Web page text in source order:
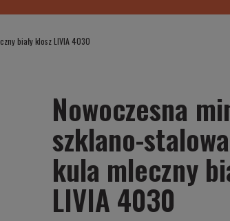
biały klosz LIVIA 4030
Nowoczesna
szklano-
kula mleczny
LIVIA 4030